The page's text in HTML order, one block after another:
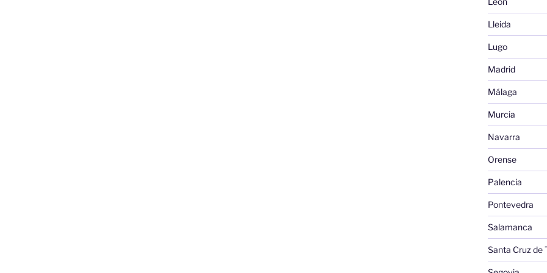
Lleida
Lugo
Madrid
Málaga
Murcia
Navarra
Orense
Palencia
Pontevedra
Salamanca
Santa Cruz de